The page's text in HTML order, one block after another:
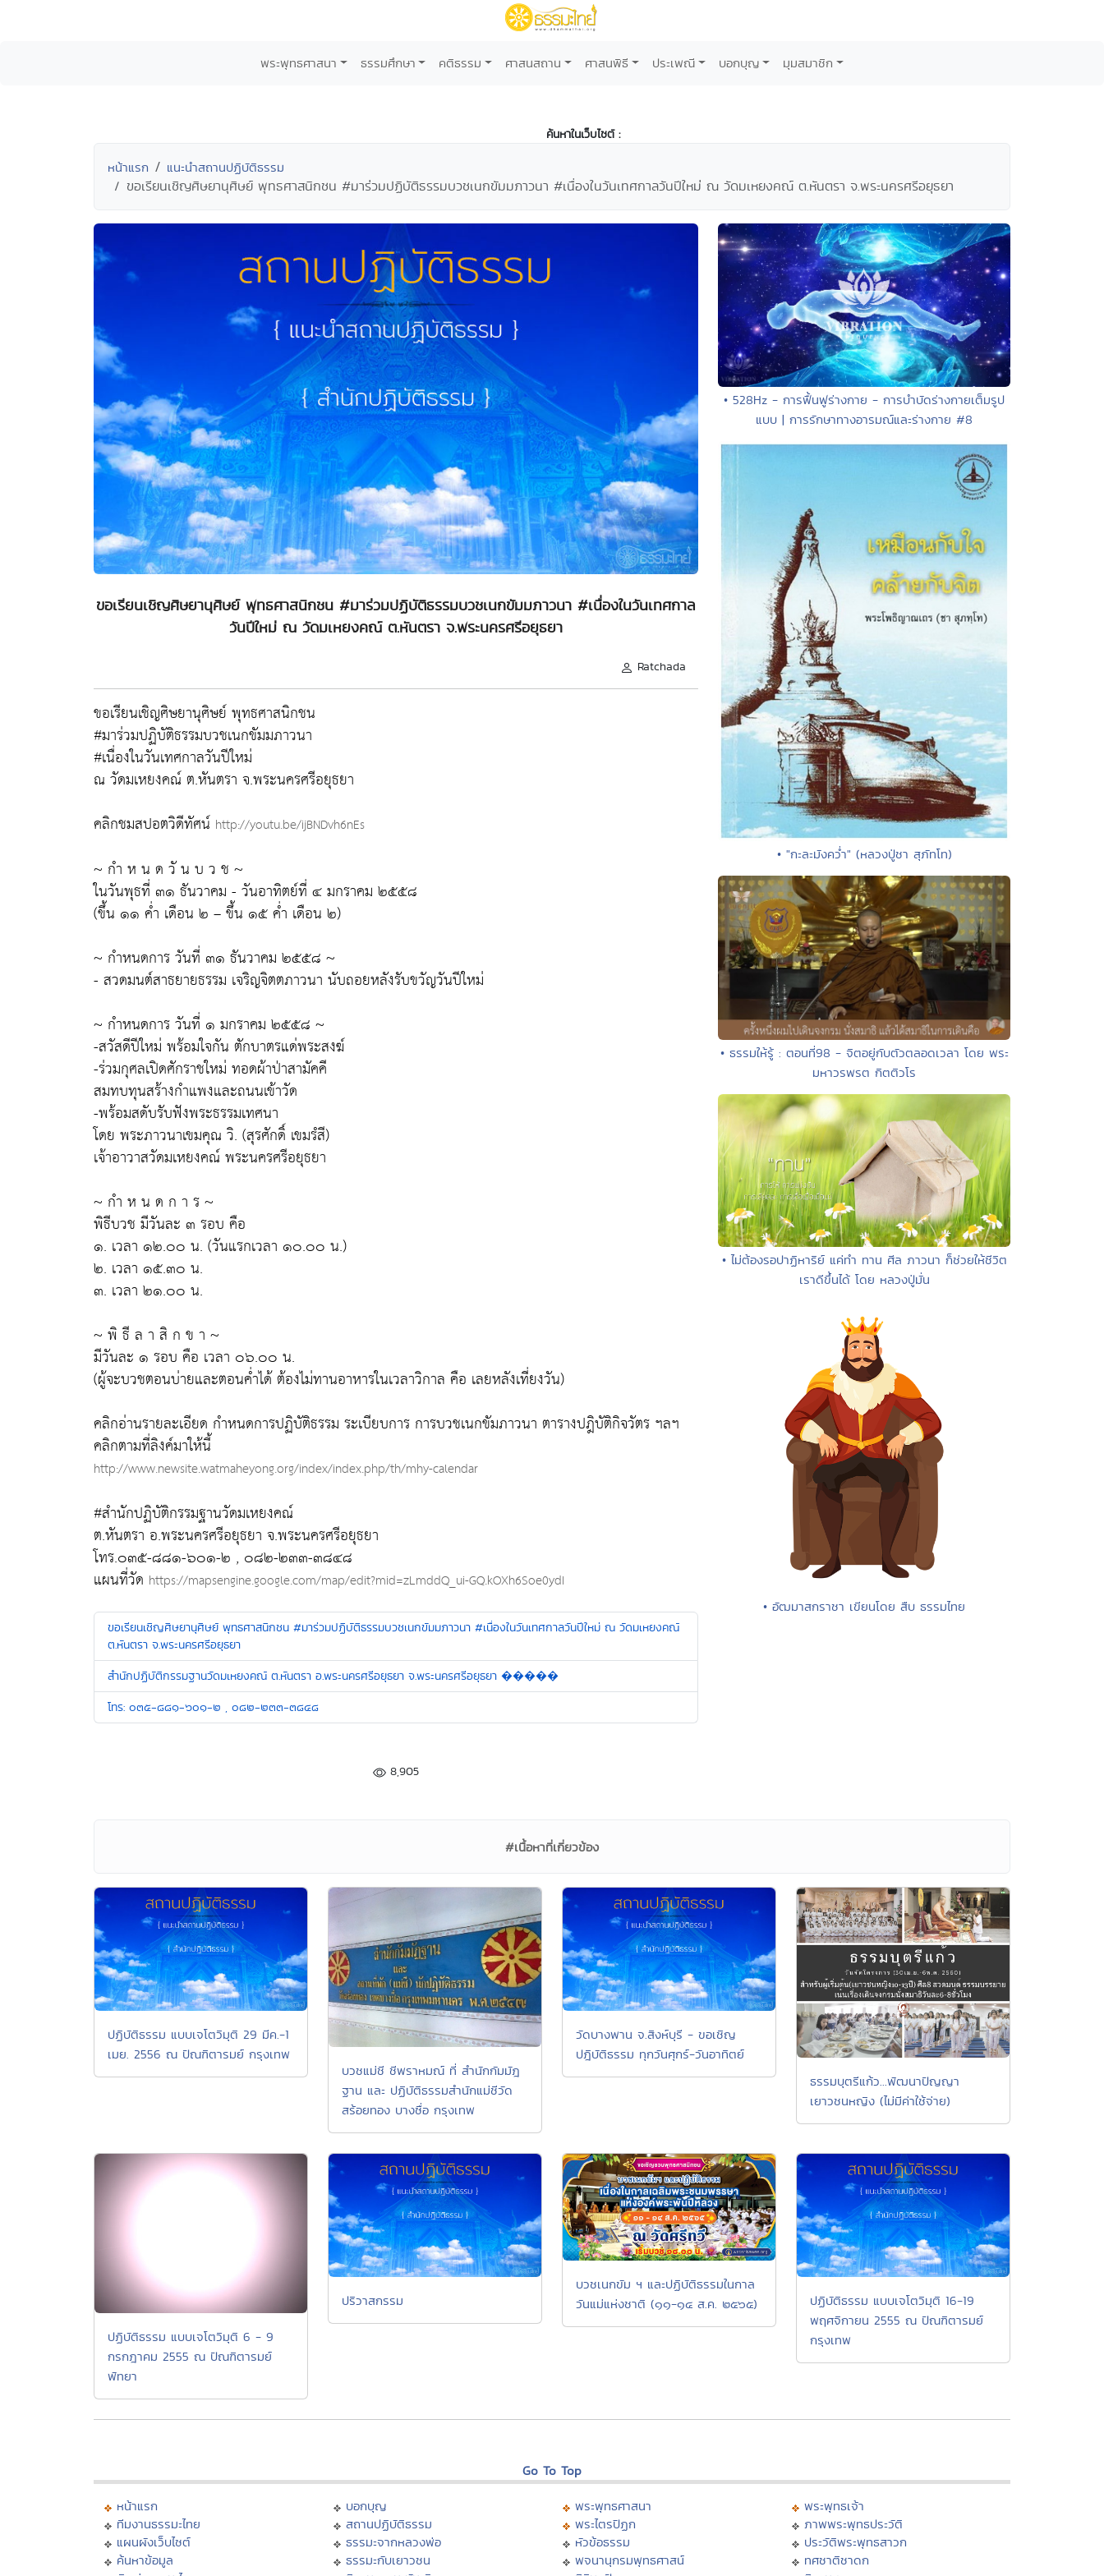
พระพุทธศาสนา ธรรมศึกษา คติธรรม ศาสนสถาน ศาสนพิธี ประเพณี บอกบุญ มุมสมาชิก
ค้นหาในเว็บไซต์ :
หน้าแรก แนะนำสถานปฏิบัติธรรม
ขอเรียนเชิญศิษยานุศิษย์ พุทธศาสนิกชน #มาร่วมปฏิบัติธรรมบวชเนกขัมมภาวนา #เนื่องในวันเทศกาลวันปีใหม่ ณ วัดมเหยงคณ์ ต.หันตรา จ.พระนครศรีอยุธยา
ขอเรียนเชิญศิษยานุศิษย์ พุทธศาสนิกชน #มาร่วมปฏิบัติธรรมบวชเนกขัมมภาวนา #เนื่องในวันเทศกาล
วันปีใหม่ ณ วัดมเหยงคณ์ ต.หันตรา จ.พระนครศรีอยุธยา
Ratchada
ขอเรียนเชิญศิษยานุศิษย์ พุทธศาสนิกชน
#มาร่วมปฏิบัติธรรมบวชเนกขัมมภาวนา
#เนื่องในวันเทศกาลวันปีใหม่
ณ วัดมเหยงคณ์ ต.หันตรา จ.พระนครศรีอยุธยา
คลิกชมสปอตวิดีทัศน์ http://youtu.be/ijBNDvh6nEs
~ กำ ห น ด วั น บ ว ช ~
ในวันพุธที่ ๓๑ ธันวาคม - วันอาทิตย์ที่ ๔ มกราคม ๒๕๕๘
(ขึ้น ๑๑ ค่ำ เดือน ๒ – ขึ้น ๑๕ ค่ำ เดือน ๒)
~ กำหนดการ วันที่ ๓๑ ธันวาคม ๒๕๕๘ ~
- สวดมนต์สาธยายธรรม เจริญจิตตภาวนา นับถอยหลังรับขวัญวันปีใหม่
~ กำหนดการ วันที่ ๑ มกราคม ๒๕๕๘ ~
-สวัสดีปีใหม่ พร้อมใจกัน ตักบาตรแด่พระสงฆ์
-ร่วมกุศลเปิดศักราชใหม่ ทอดผ้าป่าสามัคคี
สมทบทุนสร้างกำแพงและถนนเข้าวัด
-พร้อมสดับรับฟังพระธรรมเทศนา
โดย พระภาวนาเขมคุณ วิ. (สุรศักดิ์ เขมรํสี)
เจ้าอาวาสวัดมเหยงคณ์ พระนครศรีอยุธยา
~ กำ ห น ด ก า ร ~
พิธีบวช มีวันละ ๓ รอบ คือ
๑. เวลา ๑๒.๐๐ น. (วันแรกเวลา ๑๐.๐๐ น.)
๒. เวลา ๑๕.๓๐ น.
๓. เวลา ๒๑.๐๐ น.
~ พิ ธี ล า สิ ก ข า ~
มีวันละ ๑ รอบ คือ เวลา ๐๖.๐๐ น.
(ผู้จะบวชตอนบ่ายและตอนค่ำได้ ต้องไม่ทานอาหารในเวลาวิกาล คือ เลยหลังเที่ยงวัน)
คลิกอ่านรายละเอียด กำหนดการปฏิบัติธรรม ระเบียบการ การบวชเนกขัมภาวนา ตารางปฎิบัติกิจวัตร ฯลฯ
คลิกตามที่ลิงค์มาให้นี้
http://www.newsite.watmaheyong.org/index/index.php/th/mhy-calendar
#สำนักปฏิบัติกรรมฐานวัดมเหยงคณ์
ต.หันตรา อ.พระนครศรีอยุธยา จ.พระนครศรีอยุธยา
โทร.๐๓๕-๘๘๑-๖๐๑-๒ , ๐๘๒-๒๓๓-๓๘๔๘
แผนที่วัด https://mapsengine.google.com/map/edit?mid=zLmddQ_ui-GQ.kOXh6Soe0ydI
ขอเรียนเชิญศิษยานุศิษย์ พุทธศาสนิกชน #มาร่วมปฏิบัติธรรมบวชเนกขัมมภาวนา #เนื่องในวันเทศกาลวันปีใหม่ ณ วัดมเหยงคณ์
ต.หันตรา จ.พระนครศรีอยุธยา
สำนักปฏิบัติกรรมฐานวัดมเหยงคณ์ ต.หันตรา อ.พระนครศรีอยุธยา จ.พระนครศรีอยุธยา �����
โทร: ๐๓๕-๘๘๑-๖๐๑-๒ , ๐๘๒-๒๓๓-๓๘๔๘
8,905
• 528Hz - การฟื้นฟูร่างกาย - การบำบัดร่างกายเต็มรูป
แบบ | การรักษาทางอารมณ์และร่างกาย #8
• "กะละมังคว่ำ" (หลวงปู่ชา สุภัทโท)
• ธรรมให้รู้ : ตอนที่98 - จิตอยู่กับตัวตลอดเวลา โดย พระ
มหาวรพรต กิตติวโร
• ไม่ต้องรอปาฏิหาริย์ แค่ทำ ทาน ศีล ภาวนา ก็ช่วยให้ชีวิต
เราดีขึ้นได้ โดย หลวงปู่มั่น
• อัฒมาสกราชา เขียนโดย สืบ ธรรมไทย
#เนื้อหาที่เกี่ยวข้อง
ปฏิบัติธรรม แบบเจโตวิมุติ 29 มีค.-1
เมย. 2556 ณ ปัณฑิตารมย์ กรุงเทพ
บวชแม่ชี ชีพราหมณ์ ที่ สำนักกัมมัฎ
ฐาน และ ปฏิบัติธรรมสำนักแม่ชีวัด
สร้อยทอง บางซื่อ กรุงเทพ
วัดบางพาน จ.สิงห์บุรี - ขอเชิญ
ปฎิบัติธรรม ทุกวันศุกร์-วันอาทิตย์
ธรรมบุตรีแก้ว...พัฒนาปัญญา
เยาวชนหญิง (ไม่มีค่าใช้จ่าย)
ปฏิบัติธรรม แบบเจโตวิมุติ 6 - 9
กรกฎาคม 2555 ณ ปัณฑิตารมย์
พัทยา
ปริวาสกรรม
บวชเนกขัม ฯ และปฏิบัติธรรมในกาล
วันแม่แห่งชาติ (๑๑-๑๔ ส.ค. ๒๕๖๕)
ปฏิบัติธรรม แบบเจโตวิมุติ 16-19
พฤศจิกายน 2555 ณ ปัณฑิตารมย์
กรุงเทพ
Go To Top
หน้าแรก
ทีมงานธรรมะไทย
แผนผังเว็บไซต์
ค้นหาข้อมูล
บอกบุญ
สถานปฏิบัติธรรม
ธรรมะจากหลวงพ่อ
ธรรมะกับเยาวชน
พระพุทธศาสนา
พระไตรปิฏก
หัวข้อธรรม
พจนานุกรมพุทธศาสน์
พระพุทธเจ้า
ภาพพระพุทธประวัติ
ประวัติพระพุทธสาวก
ทศชาติชาดก